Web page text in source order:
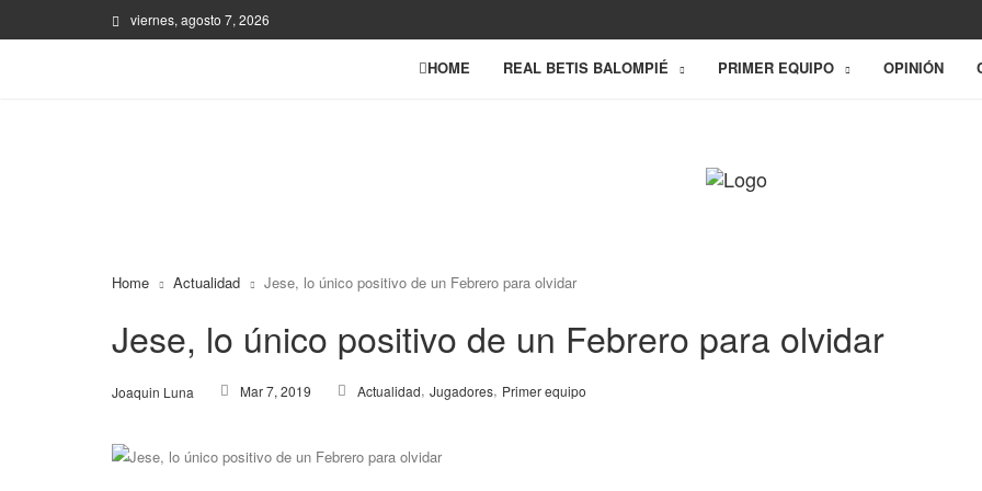
viernes, agosto 7, 2026
HOME REAL BETIS BALOMPIÉ PRIMER EQUIPO OPINIÓN
Home Actualidad Jese, lo único positivo de un Febrero para olvidar
Jese, lo único positivo de un Febrero para olvidar
Joaquin Luna Mar 7, 2019 Actualidad, Jugadores, Primer equipo